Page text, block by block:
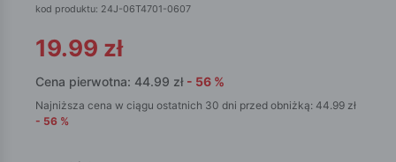
kod produktu: 24J-06T4701-0607
19.99 zł
Cena pierwotna: 44.99 zł - 56 %
Najniższa cena w ciągu ostatnich 30 dni przed obniżką: 44.99 zł
- 56 %